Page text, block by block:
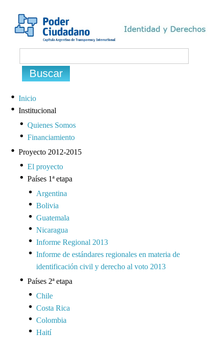
Inicio
Institucional
Quienes Somos
Financiamiento
Proyecto 2012-2015
El proyecto
Países 1ª etapa
Argentina
Bolivia
Guatemala
Nicaragua
Informe Regional 2013
Informe de estándares regionales en materia de
identificación civil y derecho al voto 2013
Países 2ª etapa
Chile
Costa Rica
Colombia
Haití